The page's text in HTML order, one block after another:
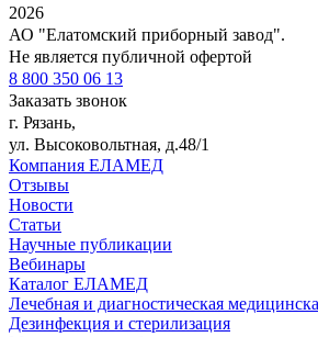
2026
АО "Елатомский приборный завод".
Не является публичной офертой
8 800 350 06 13
Заказать звонок
г. Рязань,
ул. Высоковольтная, д.48/1
Компания ЕЛАМЕД
Отзывы
Новости
Статьи
Научные публикации
Вебинары
Каталог ЕЛАМЕД
Лечебная и диагностическая
Дезинфекция и стерилизация